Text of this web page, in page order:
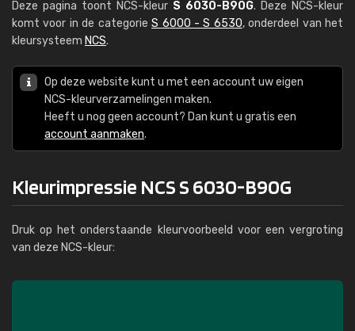
Deze pagina toont NCS-kleur S 6030-B90G. Deze NCS-kleur
komt voor in de categorieS 6000 - S 6530, onderdeel van het
kleursysteem NCS.
Op deze website kunt u met een account uw eigen
NCS-kleurverzamelingen maken.
Heeft u nog geen account? Dan kunt u gratis een
account aanmaken.
Kleurimpressie NCS S 6030-B90G
Druk op het onderstaande kleurvoorbeeld voor een vergroting
van deze NCS-kleur: